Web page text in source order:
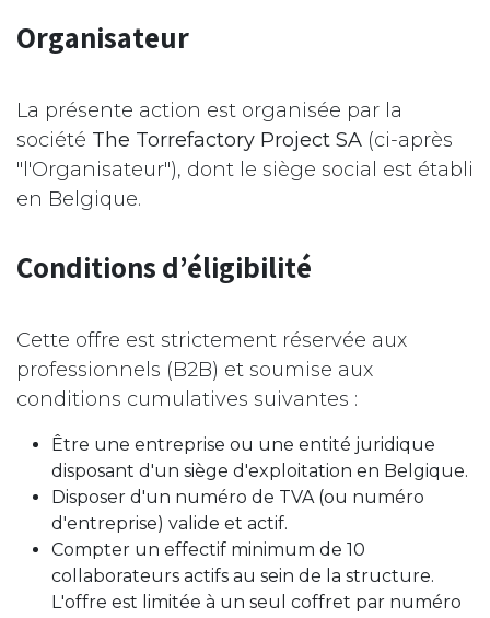
Organisateur
La présente action est organisée par la
société The Torrefactory Project SA (ci-après
"l'Organisateur"), dont le siège social est établi
en Belgique.
Conditions d’éligibilité
Cette offre est strictement réservée aux
professionnels (B2B) et soumise aux
conditions cumulatives suivantes :
Être une entreprise ou une entité juridique
disposant d'un siège d'exploitation en Belgique.
Disposer d'un numéro de TVA (ou numéro
d'entreprise) valide et actif.
Compter un effectif minimum de 10
collaborateurs actifs au sein de la structure.
L'offre est limitée à un seul coffret par numéro